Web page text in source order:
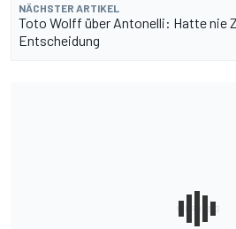
NÄCHSTER ARTIKEL
Toto Wolff über Antonelli: Hatte nie
Entscheidung